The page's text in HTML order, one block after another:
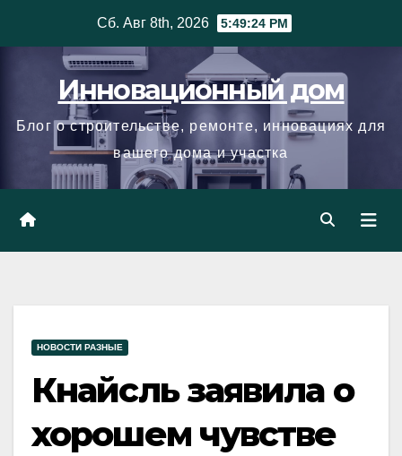
Сб. Авг 8th, 2026 5:49:24 PM
Инновационный дом
Блог о строительстве, ремонте, инновациях для
вашего дома и участка
НОВОСТИ РАЗНЫЕ
Кнайсль заявила о
хорошем чувстве